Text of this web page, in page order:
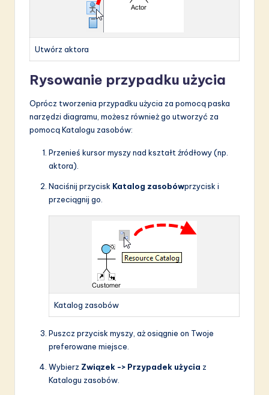
Utwórz aktora
Rysowanie przypadku użycia
Oprócz tworzenia przypadku użycia za pomocą paska
narzędzi diagramu, możesz również go utworzyć za
pomocą Katalogu zasobów:
Przenieś kursor myszy nad kształt źródłowy (np.
aktora).
Naciśnij przycisk Katalog zasobówprzycisk i
przeciągnij go.
Katalog zasobów
Puszcz przycisk myszy, aż osiągnie on Twoje
preferowane miejsce.
Wybierz Związek -> Przypadek użycia z
Katalogu zasobów.